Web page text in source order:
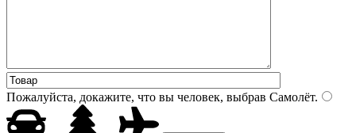
Пожалуйста, докажите, что вы человек, выбрав Самолёт.